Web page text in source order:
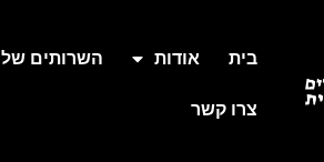
בית אודות השרותים
צרו קשר